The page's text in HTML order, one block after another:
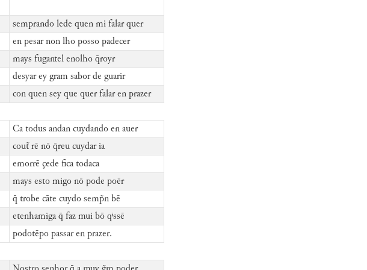
semprando lede quen mi falar quer
en pesar non lho posso padecer
mays fugantel enolho q̄royr
desyar ey gram sabor de guarir
con quen sey que quer falar en prazer
Ca todus andan cuydando en auer
cout̃ rē nō q̄reu cuydar ia
emorrē çede fica todaca
mays esto migo nō pode poēr
q̄ trobe cāte cuydo semp̃n bē
etenhamiga q̄ faz mui bō qⁱssē
podotēpo passar en prazer.